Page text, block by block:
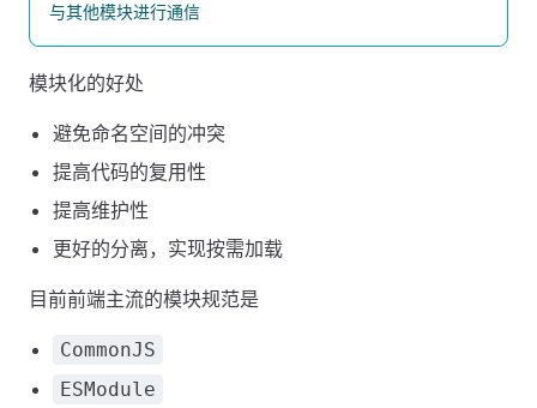
与其他模块进行通信
模块化的好处
避免命名空间的冲突
提高代码的复用性
提高维护性
更好的分离，实现按需加载
目前前端主流的模块规范是
CommonJS
ESModule